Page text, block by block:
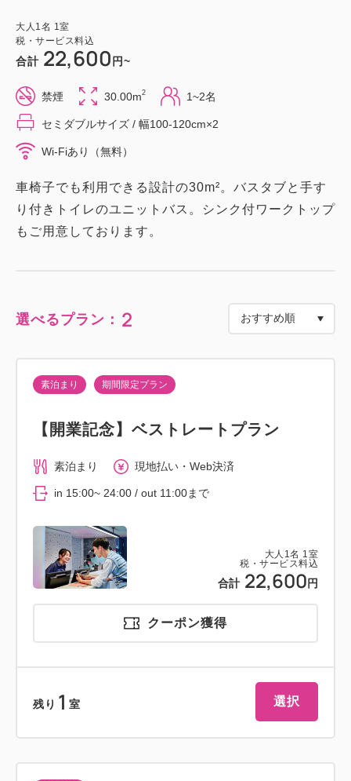
大人 1名 1室
税・サービス料込
合計 22,600 円~
禁煙 30.00m2 1~2名
セミダブルサイズ / 幅100-120cm×2
Wi-Fiあり（無料）
車椅子でも利用できる設計の30m²。バスタブと手す
り付きトイレのユニットバス。シンク付ワークトップ
もご用意しております。
選べるプラン： 2
大人 1名 1室
税・サービス料込
合計 22,600 円
素泊まり 期間限定プラン
【開業記念】ベストレートプラン
素泊まり 現地払い・Web決済
in 15:00~ 24:00 / out 11:00まで
クーポン獲得
残り 1 室 選択